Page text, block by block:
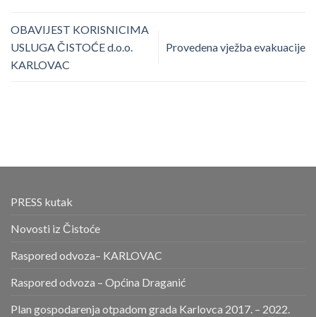
OBAVIJEST KORISNICIMA
USLUGA ČISTOĆE d.o.o.
KARLOVAC
Provedena vježba evakuacije
PRESS kutak
Novosti iz Čistoće
Raspored odvoza– KARLOVAC
Raspored odvoza – Općina Draganić
Plan gospodarenja otpadom grada Karlovca 2017. – 2022.